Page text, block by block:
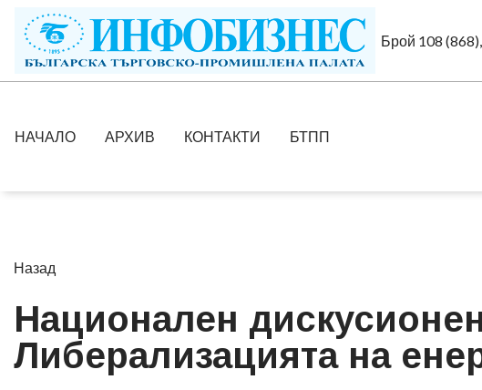
Брой 108
НАЧАЛО АРХИВ КОНТАКТИ БТПП
Назад
Национален
Либерализацията на